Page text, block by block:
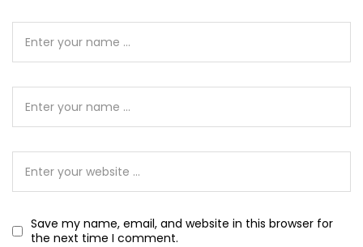
Save my name, email, and website in this browser for
the next time I comment.